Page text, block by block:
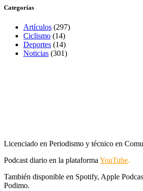
Categorías
Artículos (297)
Ciclismo (14)
Deportes (14)
Noticias (301)
Licenciado en Periodismo y técnico en
Podcast diario en la plataforma YouTube.
También disponible en Spotify, Apple
Podimo.